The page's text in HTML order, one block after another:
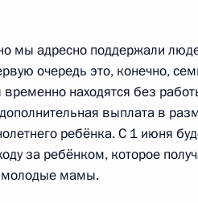
18:00
группы Госсовета по
и финансы»
мы адресно поддержали
очередь это, конечно,
временно находятся без
выплата в
ребёнка. С 1 июня
за ребёнком, которое
молодые мамы.